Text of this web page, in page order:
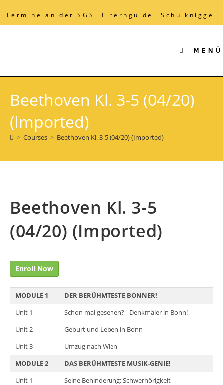
springen
Termine an der SGS Elternguide Schulknigge
MENÜ
Beethoven Kl. 3-5 (04/20)
(Imported)
> Courses > Beethoven Kl. 3-5 (04/20) (Imported)
Beethoven Kl. 3-5
(04/20) (Imported)
Enroll Now
MODULE 1
DER BERÜHMTESTE BONNER!
Unit 1
Schon mal gesehen? - Denkmäler in Bonn!
Unit 2
Geburt und Leben in Bonn
Unit 3
Umzug nach Wien
MODULE 2
DAS BERÜHMTESTE MUSIK-GENIE!
Unit 1
Seine Behinderung: Schwerhörigkeit